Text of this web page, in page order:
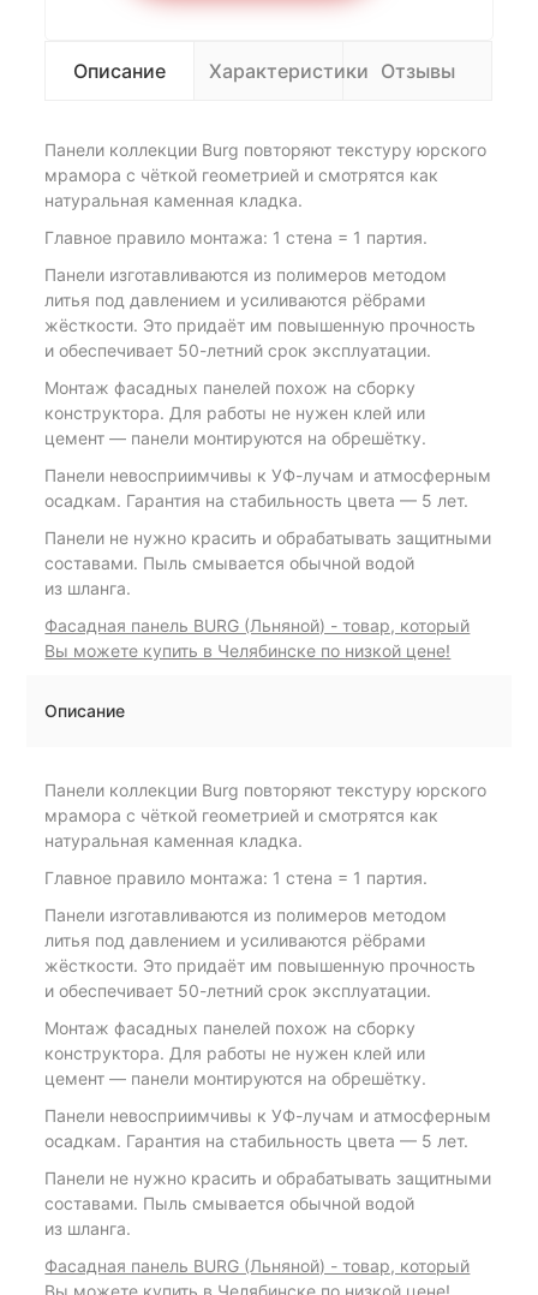
Описание Характеристики Отзывы
Панели коллекции Burg повторяют текстуру юрского
мрамора с чёткой геометрией и смотрятся как
натуральная каменная кладка.
Главное правило монтажа: 1 стена = 1 партия.
Панели изготавливаются из полимеров методом
литья под давлением и усиливаются рёбрами
жёсткости. Это придаёт им повышенную прочность
и обеспечивает 50-летний срок эксплуатации.
Монтаж фасадных панелей похож на сборку
конструктора. Для работы не нужен клей или
цемент — панели монтируются на обрешётку.
Панели невосприимчивы к УФ-лучам и атмосферным
осадкам. Гарантия на стабильность цвета — 5 лет.
Панели не нужно красить и обрабатывать защитными
составами. Пыль смывается обычной водой
из шланга.
Фасадная панель BURG (Льняной) - товар, который
Вы можете купить в Челябинске по низкой цене!
Описание
Панели коллекции Burg повторяют текстуру юрского
мрамора с чёткой геометрией и смотрятся как
натуральная каменная кладка.
Главное правило монтажа: 1 стена = 1 партия.
Панели изготавливаются из полимеров методом
литья под давлением и усиливаются рёбрами
жёсткости. Это придаёт им повышенную прочность
и обеспечивает 50-летний срок эксплуатации.
Монтаж фасадных панелей похож на сборку
конструктора. Для работы не нужен клей или
цемент — панели монтируются на обрешётку.
Панели невосприимчивы к УФ-лучам и атмосферным
осадкам. Гарантия на стабильность цвета — 5 лет.
Панели не нужно красить и обрабатывать защитными
составами. Пыль смывается обычной водой
из шланга.
Фасадная панель BURG (Льняной) - товар, который
Вы можете купить в Челябинске по низкой цене!